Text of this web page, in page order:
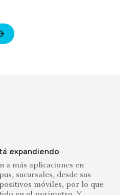
expandiendo
a más aplicaciones en
sucursales, desde sus
móviles, por lo que